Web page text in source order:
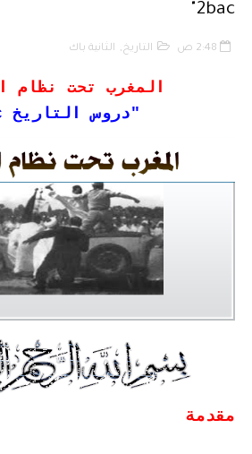
التبادل الإلكتروني للمعطيات القانونية
مسلك العلوم الإنسانية
2bac"
2:48 ص التاريخ, الثانية باك
المغرب تحت نظام
"دروس التاريخ 2bac"
مقدمة